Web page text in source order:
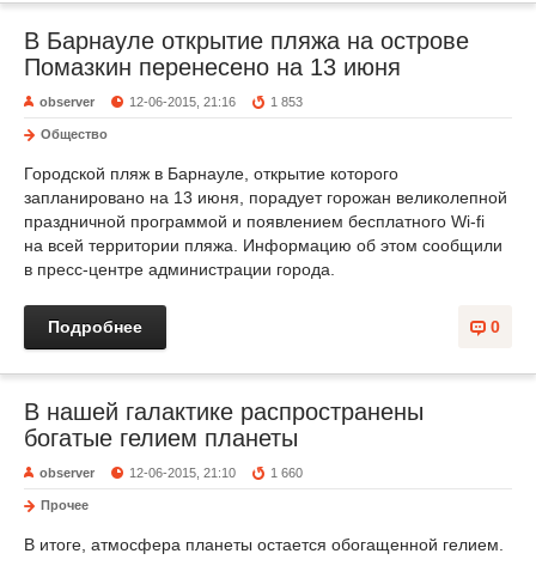
В Барнауле открытие пляжа на острове
Помазкин перенесено на 13 июня
observer 12-06-2015, 21:16 1 853
Общество
Городской пляж в Барнауле, открытие которого
запланировано на 13 июня, порадует горожан великолепной
праздничной программой и появлением бесплатного Wi-fi
на всей территории пляжа. Информацию об этом сообщили
в пресс-центре администрации города.
0
Подробнее
В нашей галактике распространены
богатые гелием планеты
observer 12-06-2015, 21:10 1 660
Прочее
В итоге, атмосфера планеты остается обогащенной гелием.